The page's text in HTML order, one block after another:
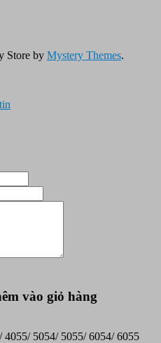
Store by Mystery Themes.
vào giỏ hàng